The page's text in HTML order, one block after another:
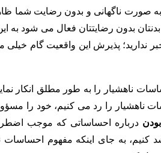
صورت ناگهانی و بدون رضایت شما
بدون رضایتتان فعال می شود به
ندارید؛ پذیرش این واقعیت گام
ناهشیار را به طور مطلق انکار
ناهشیار را رد می کنیم، خود را
درباره احساساتی که موجب
کنیم، به جای اینکه مفهوم احساسات